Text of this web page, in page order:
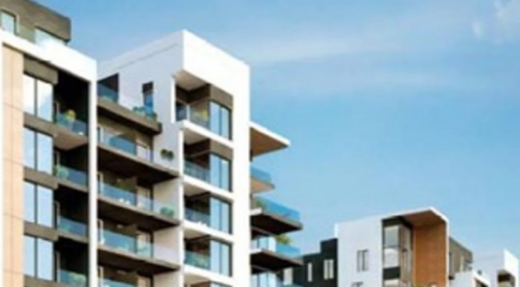
KUNEX® Mauerkragen
KUNEX® ABS Abschalelemente
Fugenbänder Zubehör
Fugenbleche
Zurück
Fugenbleche
PENTAFLEX KB®
PENTAFLEX KB® Agrar
PENTAFLEX® FBA
PENTAFLEX® ABS
PENTAFLEX® OBS
PENTAFLEX® FTS
PENTAFLEX® STK
PENTAFLEX® OPTI-Mauerstärken
PENTAFLEX® Modul
Fugenbleche Zubehör